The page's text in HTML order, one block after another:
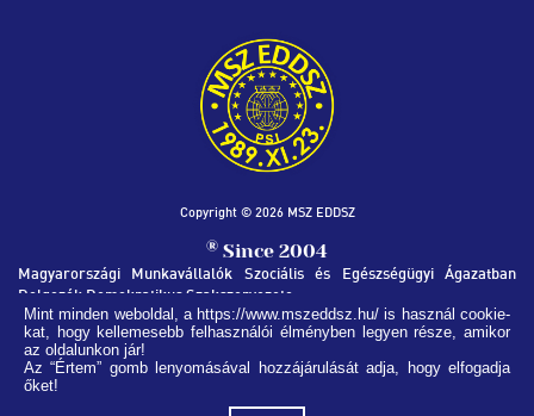
Copyright © 2026 MSZ EDDSZ
® Since 2004
Magyarországi Munkavállalók Szociális és Egészségügyi Ágazatban
Dolgozók Demokratikus Szakszervezete
MSZ EDDSZ SZÉKHÁZ
1051, Budapest Nádor utca 32.
info@mszeddsz.hu
Mint minden weboldal, a https://www.mszeddsz.hu/ is használ cookie-
kat, hogy kellemesebb felhasználói élményben legyen része, amikor
az oldalunkon jár!
Az “Értem” gomb lenyomásával hozzájárulását adja, hogy elfogadja
őket!